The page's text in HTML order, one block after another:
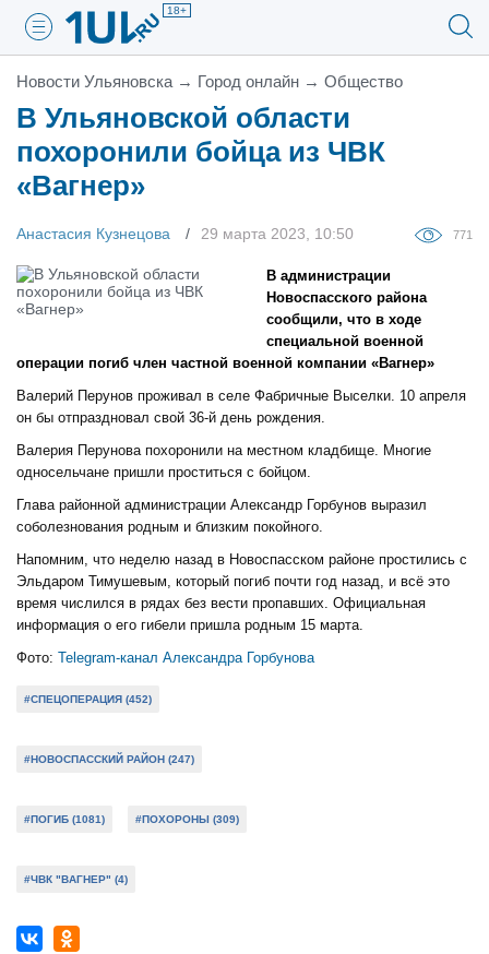
18+
Новости Ульяновска → Город онлайн → Общество
В Ульяновской области
похоронили бойца из ЧВК
«Вагнер»
Анастасия Кузнецова 29 марта 2023, 10:50 771
В администрации
Новоспасского района
сообщили, что в ходе
специальной военной
операции погиб член частной военной компании «Вагнер»
Валерий Перунов проживал в селе Фабричные Выселки. 10 апреля
он бы отпраздновал свой 36-й день рождения.
Валерия Перунова похоронили на местном кладбище. Многие
односельчане пришли проститься с бойцом.
Глава районной администрации Александр Горбунов выразил
соболезнования родным и близким покойного.
Напомним, что неделю назад в Новоспасском районе простились с
Эльдаром Тимушевым, который погиб почти год назад, и всё это
время числился в рядах без вести пропавших. Официальная
информация о его гибели пришла родным 15 марта.
Фото: Telegram-канал Александра Горбунова
#СПЕЦОПЕРАЦИЯ (452)
#НОВОСПАССКИЙ РАЙОН (247)
#ПОГИБ (1081) #ПОХОРОНЫ (309)
#ЧВК "ВАГНЕР" (4)